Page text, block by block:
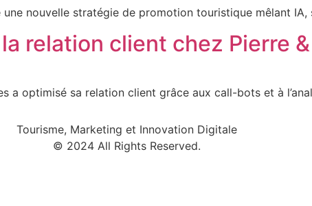
nouvelle stratégie de promotion touristique mêlant
relation client chez Pierre
a optimisé sa relation client grâce aux call-bots et à
Tourisme, Marketing et Innovation Digitale
© 2024 All Rights Reserved.